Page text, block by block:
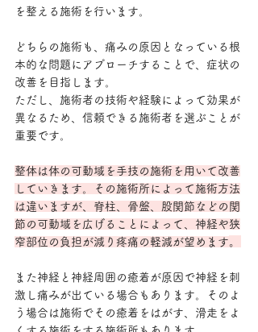
を整える施術を行います。
どちらの施術も、痛みの原因となっている根
本的な問題にアプローチすることで、症状の
改善を目指します。
ただし、施術者の技術や経験によって効果が
異なるため、信頼できる施術者を選ぶことが
重要です。
整体は体の可動域を手技の施術を用いて改善
していきます。その施術所によって施術方法
は違いますが、脊柱、骨盤、股関節などの関
節の可動域を広げることによって、神経や狭
窄部位の負担が減り疼痛の軽減が望めます
また神経と神経周囲の癒着が原因で神経を刺
激し痛みが出ている場合もあります。そのよ
う場合は施術でその癒着をはがす、滑走をよ